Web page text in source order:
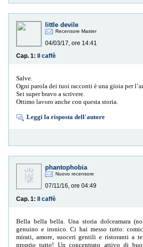
little devile
Recensore Master
04/03/17, ore 14:41
Cap. 1:
Il caffè
Salve.
Ogni parola dei tuoi racconti è una gioia per
Sei super bravo a scrivere.
Ottimo lavoro anche con questa storia.
Leggi la risposta dell'autore
phantophobia
Nuovo recensore
07/11/16, ore 04:49
Cap. 1:
Il caffè
Bella bella bella. Una storia dolceamara
genuino e ironico. Ci hai messo tutto:
mirati, amore, suoceri gentili e ristoranti a
proprio tutto! Un concentrato attivo di